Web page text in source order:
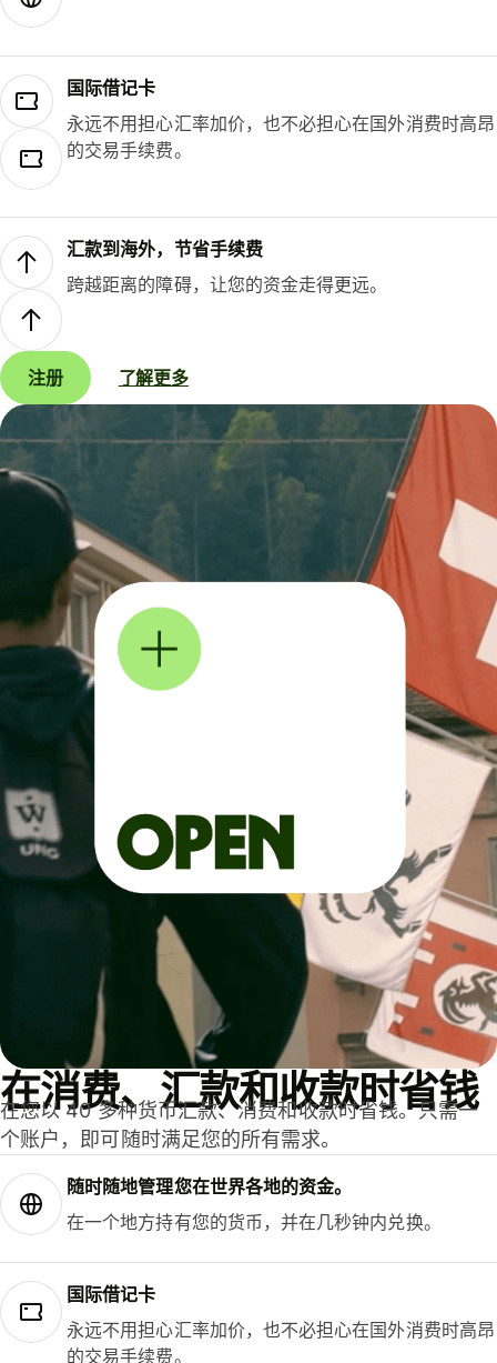
国际借记卡
永远不用担心汇率加价，也不必担心在国外消费时高昂
的交易手续费。
汇款到海外，节省手续费
跨越距离的障碍，让您的资金走得更远。
注册 了解更多
在消费、汇款和收款时省钱
在您以 40 多种货币汇款、消费和收款时省钱。只需一
个账户，即可随时满足您的所有需求。
随时随地管理您在世界各地的资金。
在一个地方持有您的货币，并在几秒钟内兑换。
国际借记卡
永远不用担心汇率加价，也不必担心在国外消费时高昂
的交易手续费。